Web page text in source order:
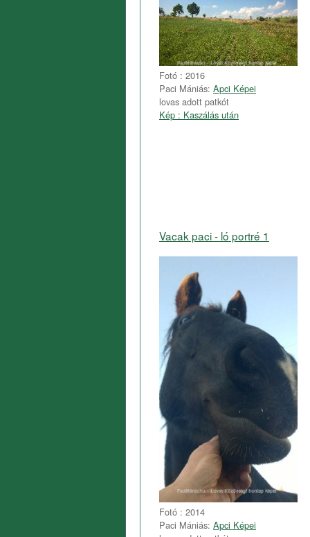
Fotó : 2016
Paci Mániás: Apci Képei
lovas adott patkót
Kép : Kaszálás után
Vacak paci - ló portré 1
Fotó : 2014
Paci Mániás: Apci Képei